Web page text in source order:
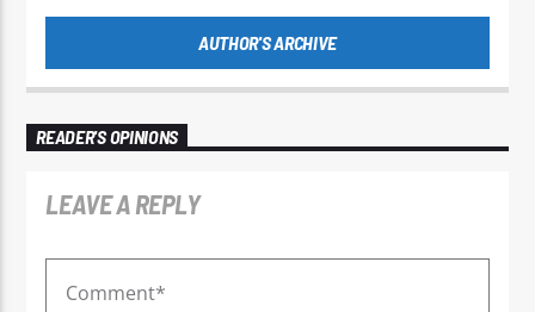
AUTHOR'S ARCHIVE
READER'S OPINIONS
LEAVE A REPLY